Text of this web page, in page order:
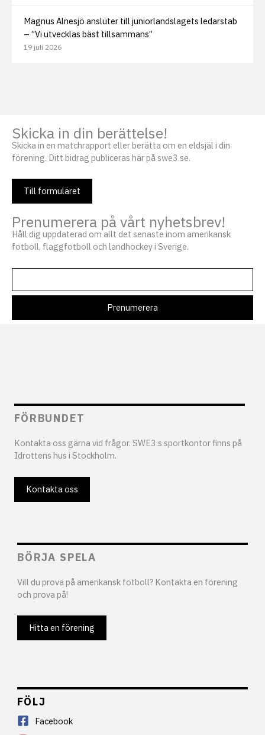
Magnus Alnesjö ansluter till juniorlandslagets ledarstab
– ”Vi utvecklas bäst tillsammans”
19 juli 2026
Skicka in din berättelse!
Skicka in en matchrapport eller berätta om en eldsjäl i din
förening. Ditt bidrag publiceras här på swe3.se.
Till formuläret
Prenumerera på vårt nyhetsbrev!
Håll dig uppdaterad om allt det senaste inom amerikansk
fotboll, flaggfotboll och landhockey i Sverige.
FÖRBUNDET
Kontakta oss gärna vid frågor. SWE3:s sportkontor finns på
Idrottens hus i Stockholm.
Kontakta oss
BÖRJA SPELA
Vill du prova på amerikansk fotboll? Kontakta en förening
och prova på!
Hitta en förening
FÖLJ
Facebook